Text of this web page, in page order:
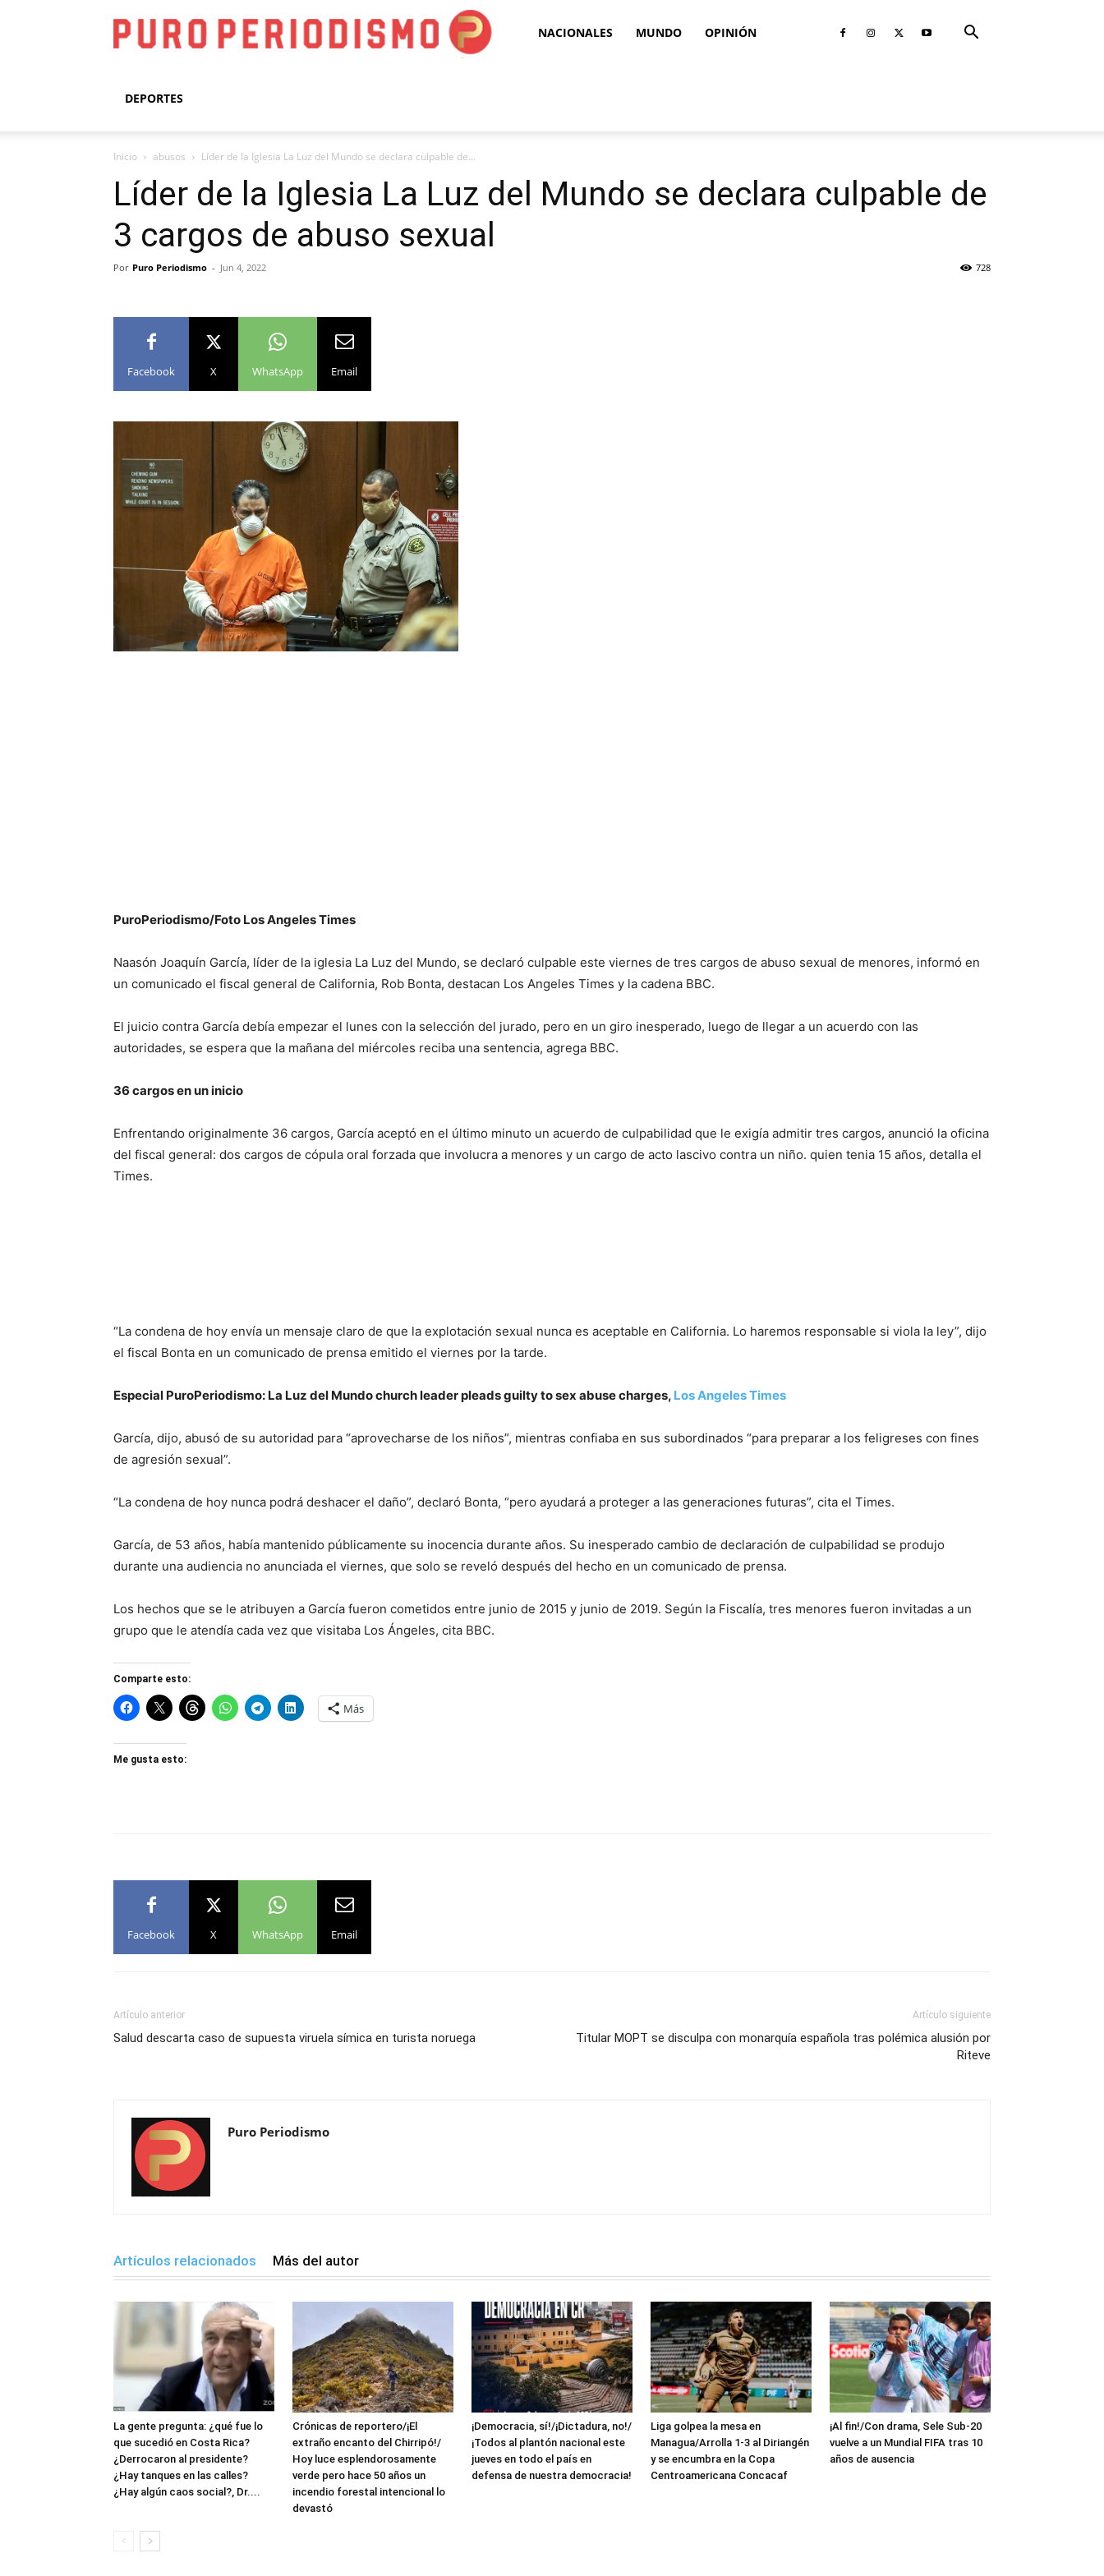
Puro NACIONALES MUNDO OPINIÓN
DEPORTES
Inicio abusos Líder de la Iglesia La Luz del Mundo se declara culpable de...
Líder de la Iglesia La Luz del Mundo se declara culpable de
3 cargos de abuso sexual
Por Puro Periodismo - Jun 4, 2022 728
Facebook X WhatsApp Email
PuroPeriodismo/Foto Los Angeles Times
Naasón Joaquín García, líder de la iglesia La Luz del Mundo, se declaró culpable este viernes de tres cargos de abuso sexual de menores, informó en
un comunicado el fiscal general de California, Rob Bonta, destacan Los Angeles Times y la cadena BBC.
El juicio contra García debía empezar el lunes con la selección del jurado, pero en un giro inesperado, luego de llegar a un acuerdo con las
autoridades, se espera que la mañana del miércoles reciba una sentencia, agrega BBC.
36 cargos en un inicio
Enfrentando originalmente 36 cargos, García aceptó en el último minuto un acuerdo de culpabilidad que le exigía admitir tres cargos, anunció la oficina
del fiscal general: dos cargos de cópula oral forzada que involucra a menores y un cargo de acto lascivo contra un niño. quien tenia 15 años, detalla el
Times.
“La condena de hoy envía un mensaje claro de que la explotación sexual nunca es aceptable en California. Lo haremos responsable si viola la ley”, dijo
el fiscal Bonta en un comunicado de prensa emitido el viernes por la tarde.
Especial PuroPeriodismo: La Luz del Mundo church leader pleads guilty to sex abuse charges, Los Angeles Times
García, dijo, abusó de su autoridad para “aprovecharse de los niños”, mientras confiaba en sus subordinados “para preparar a los feligreses con fines
de agresión sexual”.
“La condena de hoy nunca podrá deshacer el daño”, declaró Bonta, “pero ayudará a proteger a las generaciones futuras”, cita el Times.
García, de 53 años, había mantenido públicamente su inocencia durante años. Su inesperado cambio de declaración de culpabilidad se produjo
durante una audiencia no anunciada el viernes, que solo se reveló después del hecho en un comunicado de prensa.
Los hechos que se le atribuyen a García fueron cometidos entre junio de 2015 y junio de 2019. Según la Fiscalía, tres menores fueron invitadas a un
grupo que le atendía cada vez que visitaba Los Ángeles, cita BBC.
Comparte esto:
Más
Me gusta esto:
Facebook X WhatsApp Email
Artículo anterior
Salud descarta caso de supuesta viruela símica en turista noruega
Artículo siguiente
Titular MOPT se disculpa con monarquía española tras polémica alusión por
Riteve
Puro Periodismo
Artículos relacionados Más del autor
La gente pregunta: ¿qué fue lo
que sucedió en Costa Rica?
¿Derrocaron al presidente?
¿Hay tanques en las calles?
¿Hay algún caos social?, Dr....
Crónicas de reportero/¡El
extraño encanto del Chirripó!/
Hoy luce esplendorosamente
verde pero hace 50 años un
incendio forestal intencional lo
devastó
¡Democracia, sí!/¡Dictadura, no!/
¡Todos al plantón nacional este
jueves en todo el país en
defensa de nuestra democracia!
Liga golpea la mesa en
Managua/Arrolla 1-3 al Diriangén
y se encumbra en la Copa
Centroamericana Concacaf
¡Al fin!/Con drama, Sele Sub-20
vuelve a un Mundial FIFA tras 10
años de ausencia